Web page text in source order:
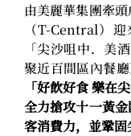
由美麗華集團牽
（T-Central）
「尖沙咀中．美
聚近百間區內餐
「好飲好食 樂在
全力搶攻十一黃
客消費力，並鞏固